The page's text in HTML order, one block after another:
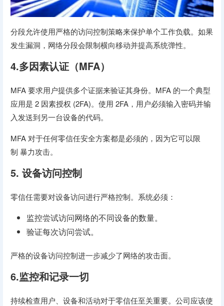
分段允许使用严格的访问控制策略来保护单个工作负载。如果
发生漏洞，网络分段会限制横向移动并提高系统弹性。
4.多因素认证（MFA）
MFA 要求用户提供多个证据来验证其身份。MFA 的一个典型
应用是 2 因素授权 (2FA)。使用 2FA，用户必须输入密码并输
入发送到另一台设备的代码。
MFA 对于任何零信任安全方案都是必须的，因为它可以限
制 暴力攻击。
5. 设备访问控制
零信任需要对设备访问进行严格控制。系统必须：
监控尝试访问网络的不同设备的数量。
验证每次访问尝试。
严格的设备访问控制进一步减少了网络的攻击面。
6.监控和记录一切
持续检查用户、设备和活动对于零信任至关重要。公司应该使